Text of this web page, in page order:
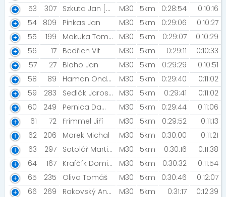
53
307 Szkuta Jan [CUCUMIAO jr.] M30 5km 0:28:54
0:10:16
54
809 Pinkas Jan M30 5km 0:29:06
0:10:27
55
199 Makuka Tomáš M30 5km 0:29:07
0:10:29
56
17 Bedřich Vit M30 5km 0:29:11
0:10:33
57
27 Blaho Jan M30 5km 0:29:29
0:10:51
58
89 Haman Ondřej M30 5km 0:29:40
0:11:02
59
283 Sedlák Jaroslav [Stržanov RUNNERS ] M30 5km 0:29:41
0:11:02
60
249 Pernica Damián M30 5km 0:29:44
0:11:06
61
72 Frimmel Jiří M30 5km 0:29:52
0:11:13
62
206 Marek Michal M30 5km 0:30:00
0:11:21
63
297 Sotolář Martin [Crowe - CA] M30 5km 0:30:16
0:11:38
64
167 Krafčík Dominik M30 5km 0:30:32
0:11:54
65
235 Oliva Tomáš M30 5km 0:30:46
0:12:07
66
269 Rakovský Antonín [Cricetus] M30 5km 0:31:17
0:12:39